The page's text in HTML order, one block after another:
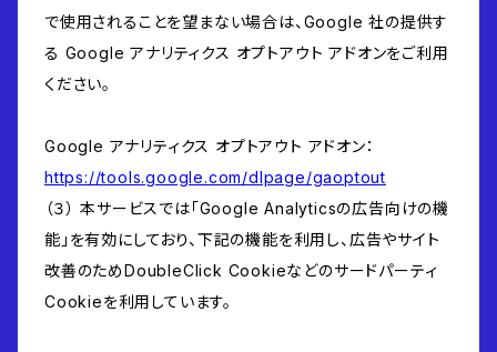
で使用されることを望まない場合は、Google 社の提供す
る Google アナリティクス オプトアウト アドオンをご利用
ください。
Google アナリティクス オプトアウト アドオン：
https://tools.google.com/dlpage/gaoptout
（３） 本サービスでは「Google Analyticsの広告向けの機
能」を有効にしており、下記の機能を利用し、広告やサイト
改善のためDoubleClick Cookieなどのサードパーティ
Cookieを利用しています。